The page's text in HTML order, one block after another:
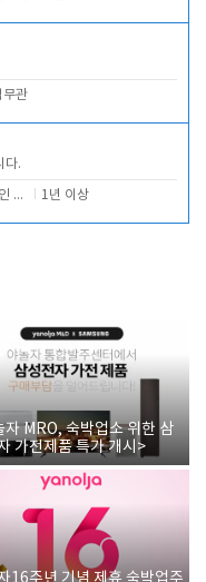
무관
다.
주차 및 전반적인 당번업무 1년 이상
자 MRO, 숙박업소 위한 삼
가전제품 특가 개시>